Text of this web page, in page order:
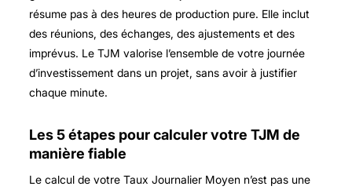
résume pas à des heures de production pure. Elle inclut
des réunions, des échanges, des ajustements et des
imprévus. Le TJM valorise l’ensemble de votre journée
d’investissement dans un projet, sans avoir à justifier
chaque minute.
Les 5 étapes pour calculer votre TJM de
manière fiable
Le calcul de votre Taux Journalier Moyen n’est pas une